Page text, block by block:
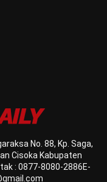
No. 88, Kp. Saga,
Cisoka Kabupaten
: 0877-8080-2886E-